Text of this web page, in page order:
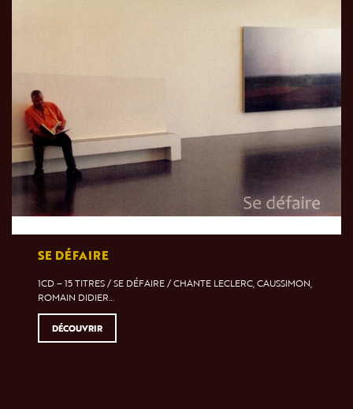
SE DÉFAIRE
1CD – 15 TITRES / SE DÉFAIRE / CHANTE LECLERC, CAUSSIMON,
ROMAIN DIDIER…
DÉCOUVRIR